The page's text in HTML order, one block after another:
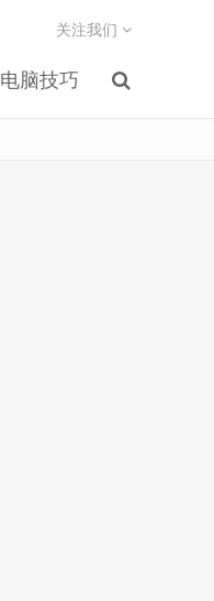
电脑技巧
关注我们